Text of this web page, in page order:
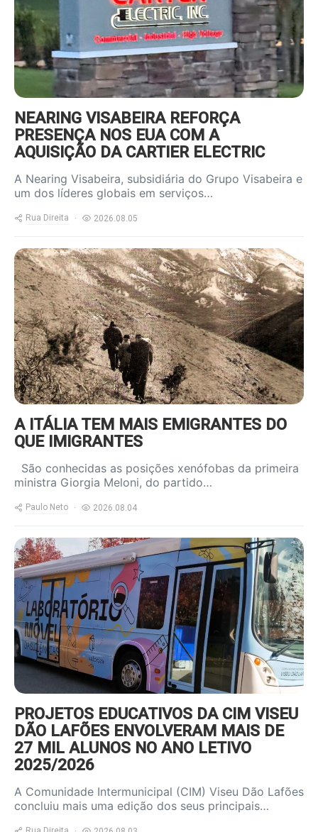
NEARING VISABEIRA REFORÇA
PRESENÇA NOS EUA COM A
AQUISIÇÃO DA CARTIER ELECTRIC
A Nearing Visabeira, subsidiária do Grupo Visabeira e
um dos líderes globais em serviços…
Rua Direita 2026.08.05
https://www.ruadireita.pt/wp-
content/uploads/2024/05/emigrantes-
a-salto-800x600.jpg
A ITÁLIA TEM MAIS EMIGRANTES DO
QUE IMIGRANTES
São conhecidas as posições xenófobas da primeira
ministra Giorgia Meloni, do partido…
Paulo Neto 2026.08.04
https://www.ruadireita.pt/wp-
content/uploads/2026/08/autocarro-
800x600.jpg
PROJETOS EDUCATIVOS DA CIM VISEU
DÃO LAFÕES ENVOLVERAM MAIS DE
27 MIL ALUNOS NO ANO LETIVO
2025/2026
A Comunidade Intermunicipal (CIM) Viseu Dão Lafões
concluiu mais uma edição dos seus principais…